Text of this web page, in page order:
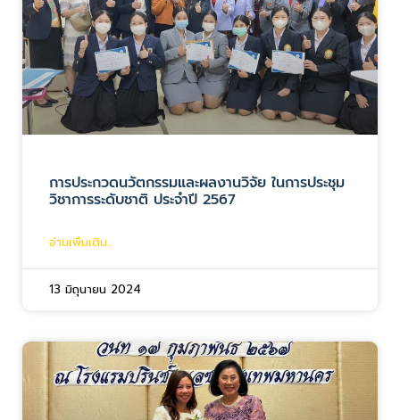
การประกวดนวัตกรรมและผลงานวิจัย ในการประชุม
วิชาการระดับชาติ ประจำปี 2567
อ่านเพิ่มเติม...
13 มิถุนายน 2024